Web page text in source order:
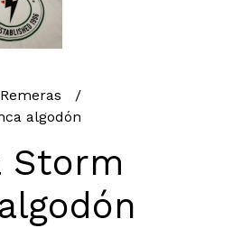
Remeras
algodón
Storm